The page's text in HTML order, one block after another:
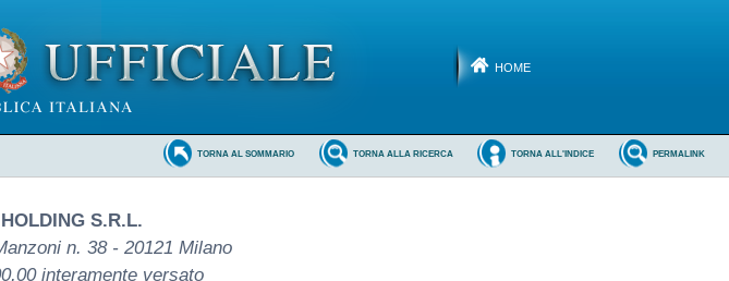
HOME
PERMALINK
TORNA ALL'INDICE
TORNA ALLA RICERCA
TORNA AL SOMMARIO
S.R.L.
n. 38 - 20121 Milano
interamente versato